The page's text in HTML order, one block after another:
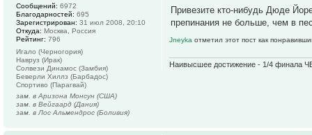
Привезите кто-нибудь Дюде
препинания не больше, чем в
Jneyka отметил этот пост как
Наивысшее достижение - 1/4 финала
Сообщений: 6972
Благодарностей: 695
Зарегистрирован: 31 июл 2008, 20:10
Откуда: Москва, Россия
Рейтинг: 796
Игало (Черногория)
Навруз (Ирак)
Солвези Динамос (Замбия)
Беверли Хиллз (Барбадос)
Спортиво (Парагвай)
зам. в Аризона Монсун (США)
зам. в Вейгаард (Дания)
зам. в Лос Альмендрос (Боливия)